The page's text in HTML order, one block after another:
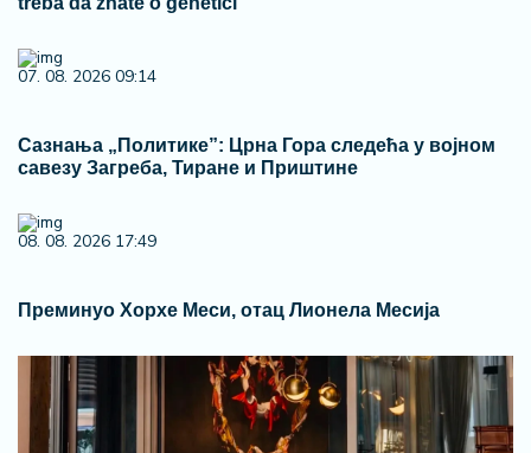
07. 08. 2026 09:14
Сазнања „Политике”: Црна Гора следећа у војном
савезу Загреба, Тиране и Приштине
08. 08. 2026 17:49
Преминуо Хорхе Меси, отац Лионела Месија